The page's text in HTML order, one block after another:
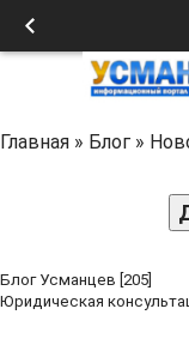
Главная » Блог »
Блог Усманцев [205]
Юридическая